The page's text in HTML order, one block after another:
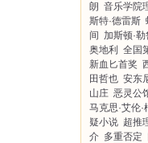
朗 音乐学院
斯特·德雷斯
间 加斯顿·勒
奥地利
全国
新血匕首奖
田哲也 安东
山庄 恶灵公
马克思·艾伦·
疑小说 超推
介 多重否定